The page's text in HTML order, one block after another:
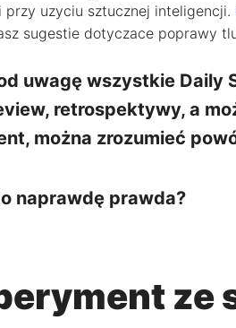
przy uzyciu sztucznej inteligencji.
sugestie dotyczace poprawy
uwagę wszystkie Daily
retrospektywy, a
można zrozumieć
naprawdę prawda?
ze